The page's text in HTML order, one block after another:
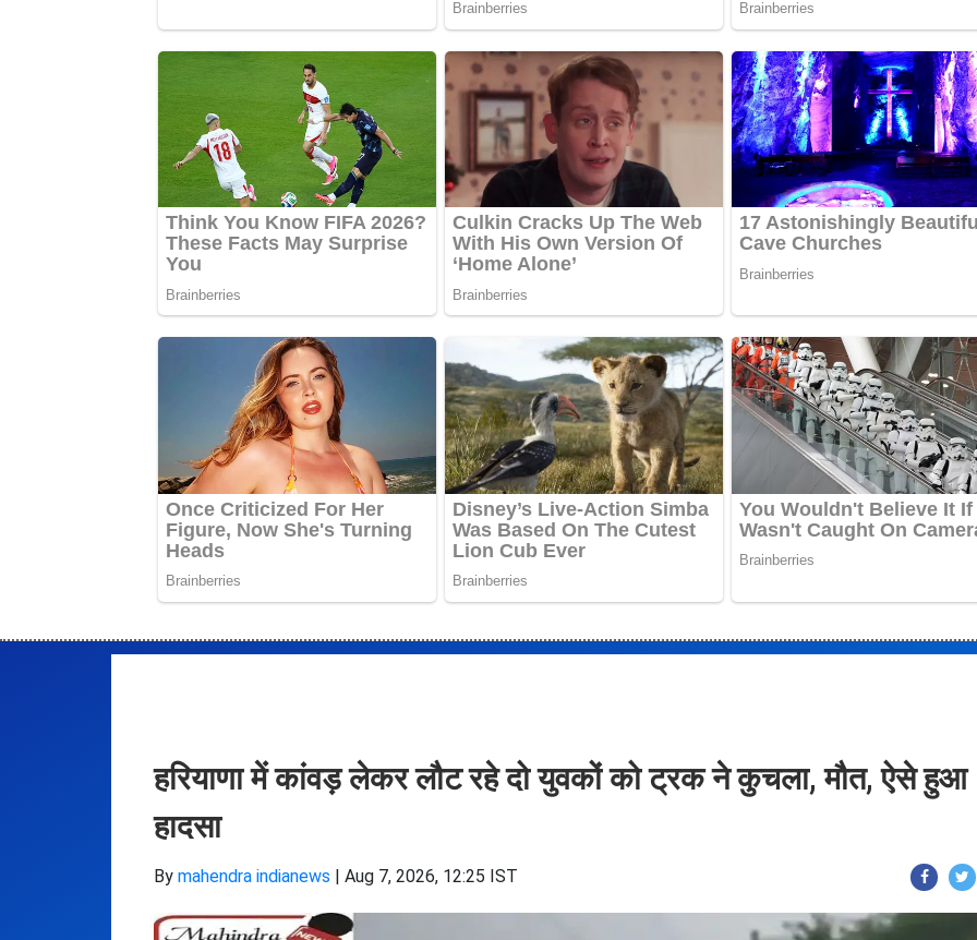
हरियाणा में कांवड़ लेकर लौट रहे दो युवकों को ट्रक ने कुचला, मौत, ऐसे हुआ
हादसा
By mahendra indianews | Aug 7, 2026, 12:25 IST